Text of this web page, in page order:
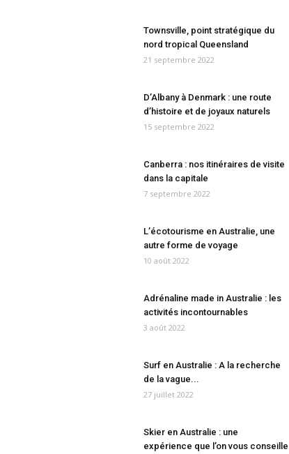
Townsville, point stratégique du
nord tropical Queensland
21 septembre 2022
D’Albany à Denmark : une route
d’histoire et de joyaux naturels
15 septembre 2022
Canberra : nos itinéraires de visite
dans la capitale
7 septembre 2022
L’écotourisme en Australie, une
autre forme de voyage
10 août 2022
Adrénaline made in Australie : les
activités incontournables
3 août 2022
Surf en Australie : A la recherche
de la vague...
27 juillet 2022
Skier en Australie : une
expérience que l’on vous conseille